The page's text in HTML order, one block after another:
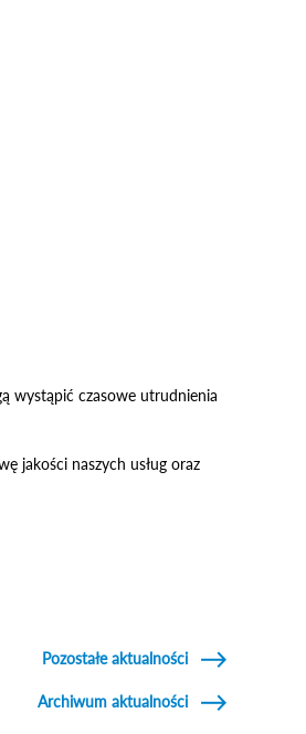
wystąpić czasowe utrudnienia
jakości naszych usług oraz
Pozostałe aktualności
Archiwum aktualności